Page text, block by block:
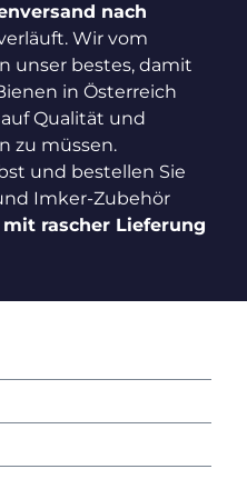
nach
Wir vom
unser bestes, damit
in Österreich
Qualität und
zu müssen.
und bestellen Sie
Imker-Zubehör
mit rascher Lieferung